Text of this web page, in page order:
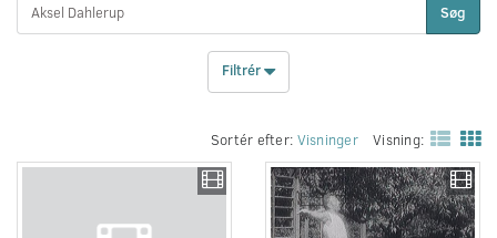
Søg
Filtrér
Sortér efter: Visninger Visning: